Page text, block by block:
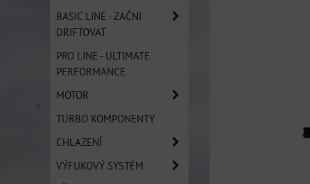
BASIC LINE - ZAČNI
DRIFTOVAT
PRO LINE - ULTIMATE
PERFORMANCE
MOTOR
TURBO KOMPONENTY
CHLAZENÍ
VÝFUKOVÝ SYSTÉM